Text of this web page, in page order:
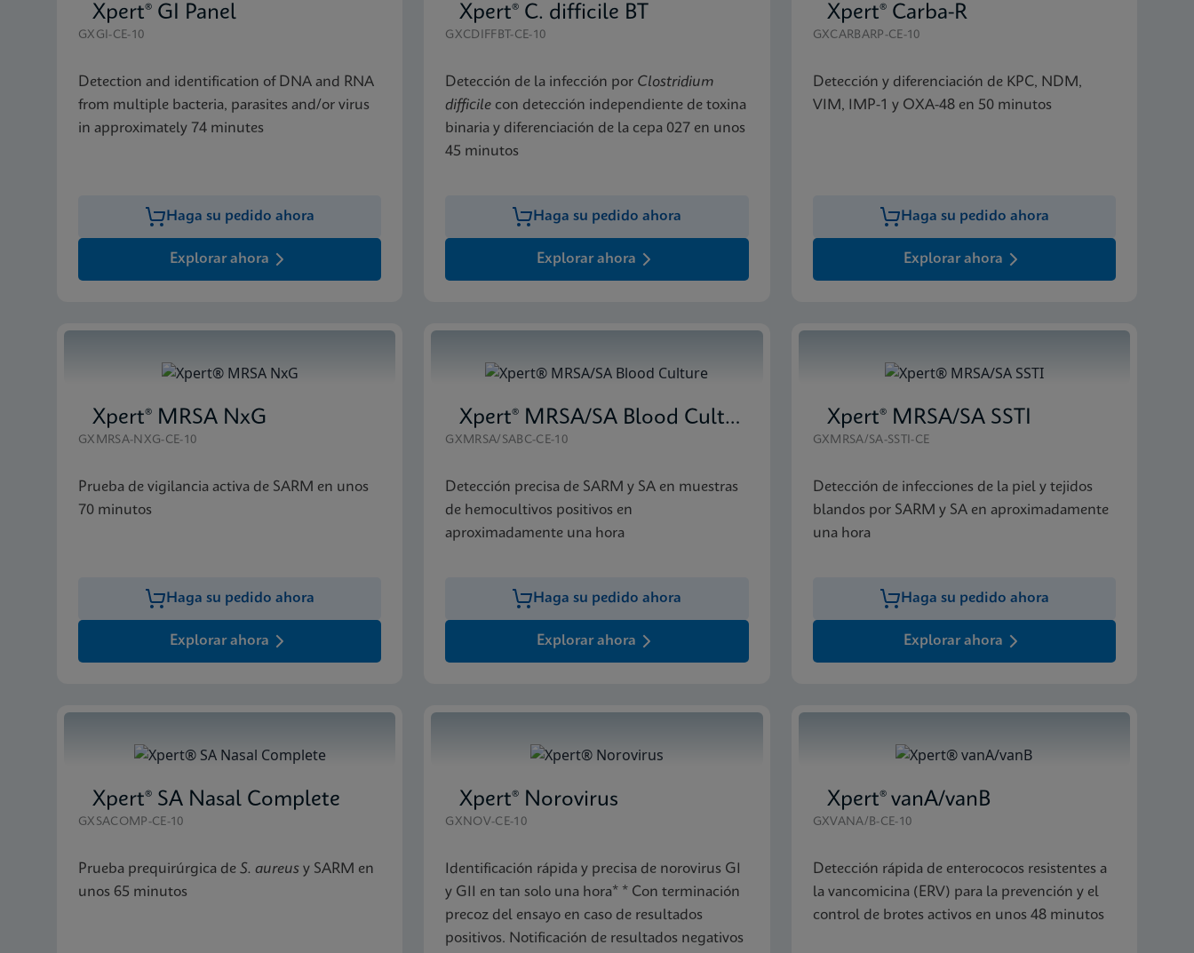
Xpert® GI Panel
GXGI-CE-10
Detection and identification of DNA and RNA
from multiple bacteria, parasites and/or virus
in approximately 74 minutes
Haga su pedido ahora
Explorar ahora
Xpert® C. difficile BT
GXCDIFFBT-CE-10
Detección de la infección por Clostridium
difficile con detección independiente de toxina
binaria y diferenciación de la cepa 027 en unos
45 minutos
Haga su pedido ahora
Explorar ahora
Xpert® Carba-R
GXCARBARP-CE-10
Detección y diferenciación de KPC, NDM,
VIM, IMP-1 y OXA-48 en 50 minutos
Haga su pedido ahora
Explorar ahora
Xpert® MRSA NxG
GXMRSA-NXG-CE-10
Prueba de vigilancia activa de SARM en unos
70 minutos
Haga su pedido ahora
Explorar ahora
Xpert® MRSA/SA Blood Culture
GXMRSA/SABC-CE-10
Detección precisa de SARM y SA en muestras
de hemocultivos positivos en
aproximadamente una hora
Haga su pedido ahora
Explorar ahora
Xpert® MRSA/SA SSTI
GXMRSA/SA-SSTI-CE
Detección de infecciones de la piel y tejidos
blandos por SARM y SA en aproximadamente
una hora
Haga su pedido ahora
Explorar ahora
Xpert® SA Nasal Complete
GXSACOMP-CE-10
Prueba prequirúrgica de S. aureus y SARM en
unos 65 minutos
Xpert® Norovirus
GXNOV-CE-10
Identificación rápida y precisa de norovirus GI
y GII en tan solo una hora* * Con terminación
precoz del ensayo en caso de resultados
positivos. Notificación de resultados negativos
Xpert® vanA/vanB
GXVANA/B-CE-10
Detección rápida de enterococos resistentes a
la vancomicina (ERV) para la prevención y el
control de brotes activos en unos 48 minutos